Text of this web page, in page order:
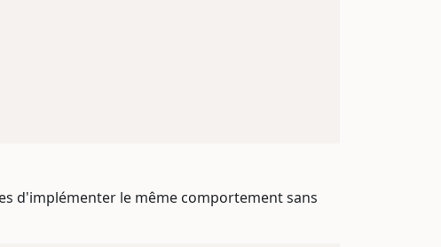
d'implémenter le même comportement sans